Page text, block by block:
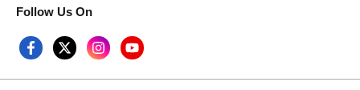
Follow Us On